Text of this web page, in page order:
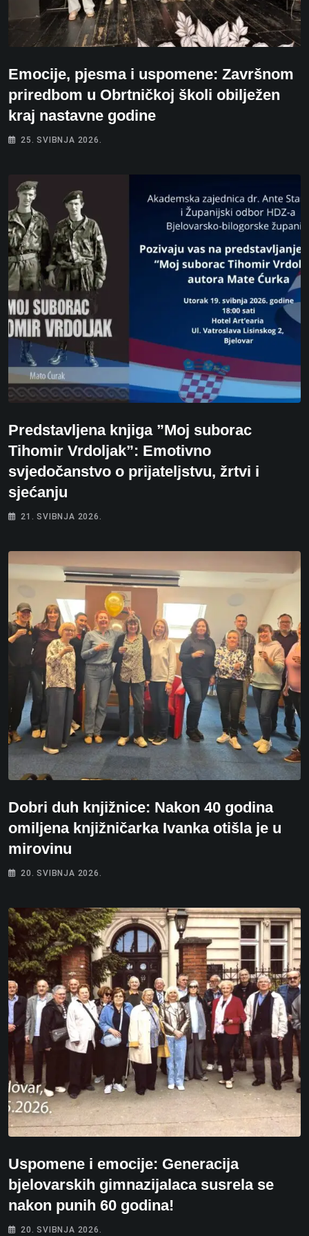
Emocije, pjesma i uspomene: Završnom
priredbom u Obrtničkoj školi obilježen
kraj nastavne godine
25. SVIBNJA 2026.
Predstavljena knjiga ”Moj suborac
Tihomir Vrdoljak”: Emotivno
svjedočanstvo o prijateljstvu, žrtvi i
sjećanju
21. SVIBNJA 2026.
Dobri duh knjižnice: Nakon 40 godina
omiljena knjižničarka Ivanka otišla je u
mirovinu
20. SVIBNJA 2026.
Uspomene i emocije: Generacija
bjelovarskih gimnazijalaca susrela se
nakon punih 60 godina!
20. SVIBNJA 2026.